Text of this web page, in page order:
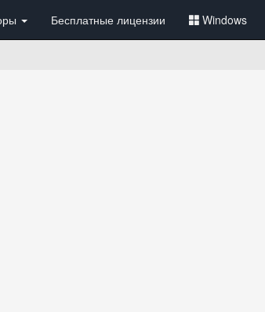
Бесплатные лицензии Windows